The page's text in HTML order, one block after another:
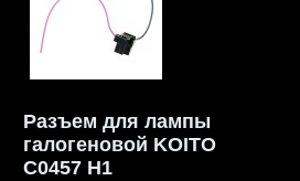
Разъем для лампы
галогеновой KOITO
C0457 H1